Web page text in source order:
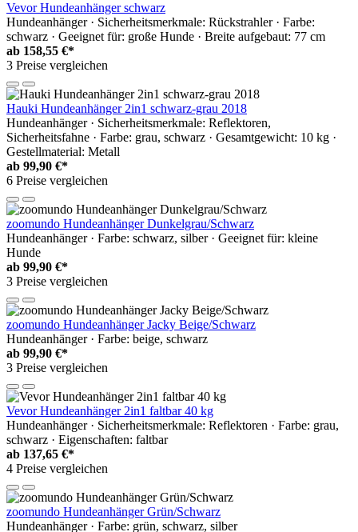
Vevor Hundeanhänger schwarz
Hundeanhänger · Sicherheitsmerkmale: Rückstrahler · Farbe:
schwarz · Geeignet für: große Hunde · Breite aufgebaut: 77 cm
ab 158,55 €*
3 Preise vergleichen
Hauki Hundeanhänger 2in1 schwarz-grau 2018
Hundeanhänger · Sicherheitsmerkmale: Reflektoren,
Sicherheitsfahne · Farbe: grau, schwarz · Gesamtgewicht: 10 kg ·
Gestellmaterial: Metall
ab 99,90 €*
6 Preise vergleichen
zoomundo Hundeanhänger Dunkelgrau/Schwarz
Hundeanhänger · Farbe: schwarz, silber · Geeignet für: kleine
Hunde
ab 99,90 €*
3 Preise vergleichen
zoomundo Hundeanhänger Jacky Beige/Schwarz
Hundeanhänger · Farbe: beige, schwarz
ab 99,90 €*
3 Preise vergleichen
Vevor Hundeanhänger 2in1 faltbar 40 kg
Hundeanhänger · Sicherheitsmerkmale: Reflektoren · Farbe: grau,
schwarz · Eigenschaften: faltbar
ab 137,65 €*
4 Preise vergleichen
zoomundo Hundeanhänger Grün/Schwarz
Hundeanhänger · Farbe: grün, schwarz, silber